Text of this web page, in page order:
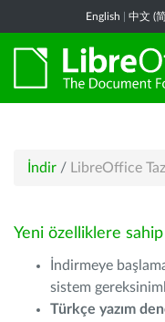
English 中文 (
İndir / LibreOffice
Yeni özelliklere
İndirmeye
sistem
Türkçe yazım